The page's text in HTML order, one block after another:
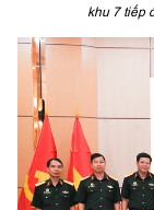
khu 7 tiếp